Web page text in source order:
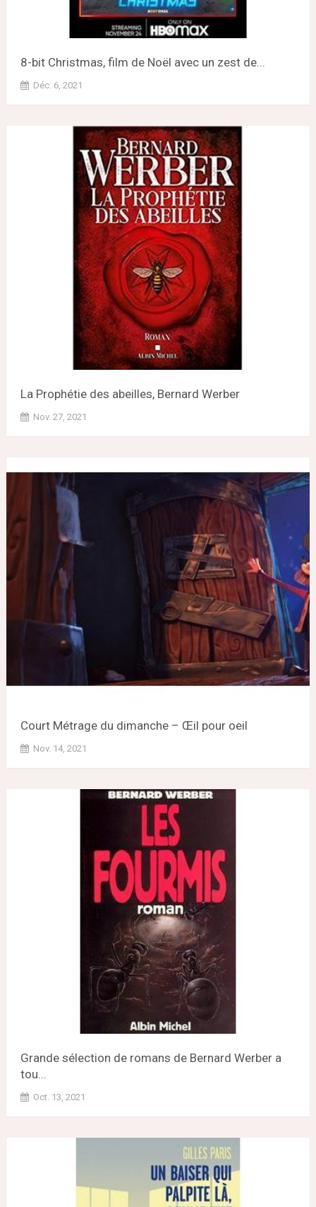
8-bit Christmas, film de Noël avec un zest de...
Déc. 6, 2021
La Prophétie des abeilles, Bernard Werber
Nov. 27, 2021
Court Métrage du dimanche – Œil pour oeil
Nov. 14, 2021
Grande sélection de romans de Bernard Werber a
tou...
Oct. 13, 2021